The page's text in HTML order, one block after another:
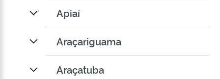
Apiaí
Araçariguama
Araçatuba